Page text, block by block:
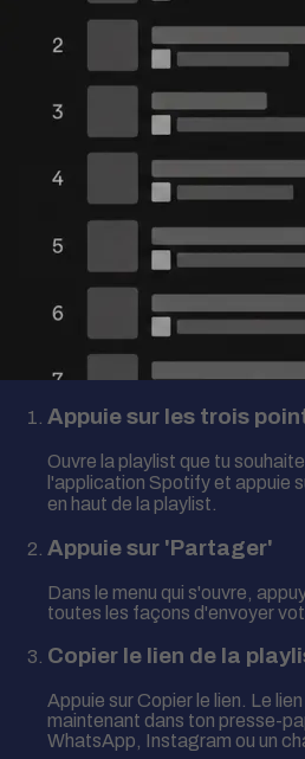
Appuie sur les trois
Ouvre la playlist que tu
l'application Spotify et appuie
en haut de la playlist.
Appuie sur 'Partager'
Dans le menu qui s'ouvre,
toutes les façons d'envoyer
Copier le lien de la
Appuie sur Copier le lien. Le
maintenant dans ton presse-
WhatsApp, Instagram ou un